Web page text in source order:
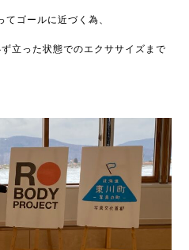
てゴールに近づく為、
立った状態でのエクササイズまで